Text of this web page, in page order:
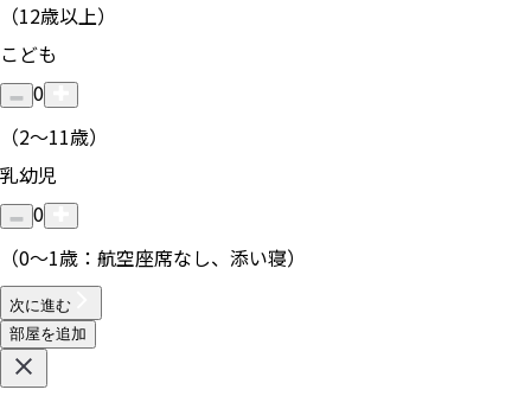
（12歳以上）
こども
0
（2〜11歳）
乳幼児
0
（0〜1歳：航空座席なし、添い寝）
次に進む
部屋を追加